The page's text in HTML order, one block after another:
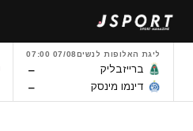
לתוכן
ליגת האלופות לנשים07/08 07:00
ברייזבליק –
דינמו מינסק –